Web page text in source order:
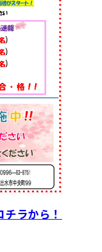
ラから！